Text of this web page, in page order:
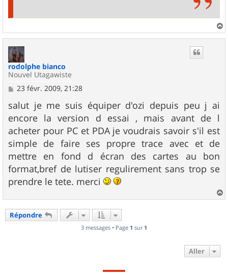
a
rodolphe bianco
Nouvel Utagawiste
M
s
s
a
g
e
23 févr. 2009, 21:28
salut je me suis équiper d'ozi depuis peu j ai
encore la version d essai , mais avant de l
acheter pour PC et PDA je voudrais savoir s'il est
simple de faire ses propre trace avec et de
mettre en fond d écran des cartes au bon
format,bref de lutiser regulirement sans trop se
prendre le tete. merci
a
Répondre
3 messages • Page 1 sur 1
Aller